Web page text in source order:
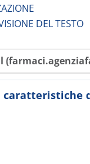
DEL TESTO
caratteristiche